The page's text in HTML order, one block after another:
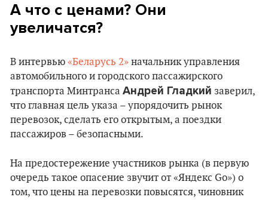
А что с ценами? Они
увеличатся?
В интервью «Беларусь 2» начальник управления
автомобильного и городского пассажирского
транспорта Минтранса Андрей Гладкий заверил,
что главная цель указа – упорядочить рынок
перевозок, сделать его открытым, а поездки
пассажиров – безопасными.
На предостережение участников рынка (в первую
очередь такое опасение звучит от «Яндекс Go») о
том, что цены на перевозки повысятся, чиновник